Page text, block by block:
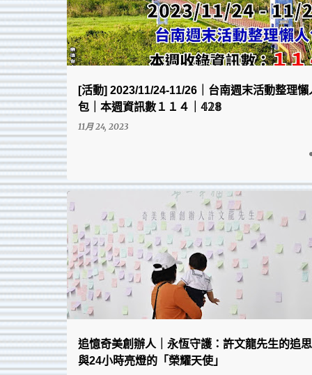
[活動] 2023/11/24-11/26｜台南週末活動整理懶
包｜本週資訊數１１４｜𝟜𝟚𝟠
11月 24, 2023
追憶奇美創辦人｜永恆守護：許文龍先生的追
與24小時亮燈的「榮耀天使」
台南在地的點點滴滴、回憶與趣圖